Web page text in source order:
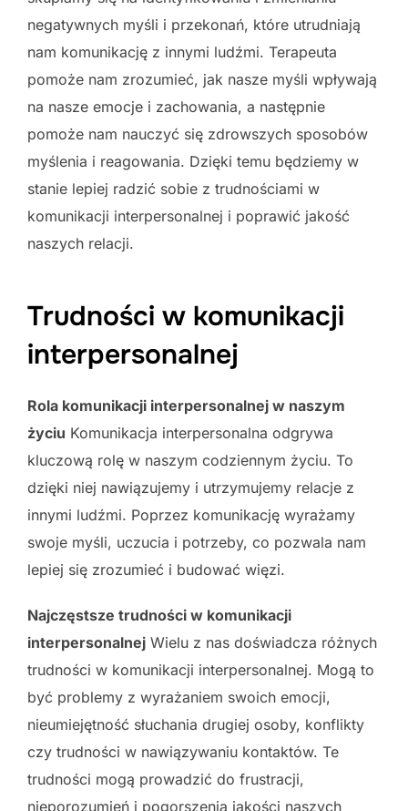
negatywnych myśli i przekonań, które utrudniają
nam komunikację z innymi ludźmi. Terapeuta
pomoże nam zrozumieć, jak nasze myśli wpływają
na nasze emocje i zachowania, a następnie
pomoże nam nauczyć się zdrowszych sposobów
myślenia i reagowania. Dzięki temu będziemy w
stanie lepiej radzić sobie z trudnościami w
komunikacji interpersonalnej i poprawić jakość
naszych relacji.
Trudności w komunikacji
interpersonalnej
Rola komunikacji interpersonalnej w naszym
życiu Komunikacja interpersonalna odgrywa
kluczową rolę w naszym codziennym życiu. To
dzięki niej nawiązujemy i utrzymujemy relacje z
innymi ludźmi. Poprzez komunikację wyrażamy
swoje myśli, uczucia i potrzeby, co pozwala nam
lepiej się zrozumieć i budować więzi.
Najczęstsze trudności w komunikacji
interpersonalnej Wielu z nas doświadcza różnych
trudności w komunikacji interpersonalnej. Mogą to
być problemy z wyrażaniem swoich emocji,
nieumiejętność słuchania drugiej osoby, konflikty
czy trudności w nawiązywaniu kontaktów. Te
trudności mogą prowadzić do frustracji,
nieporozumień i pogorszenia jakości naszych